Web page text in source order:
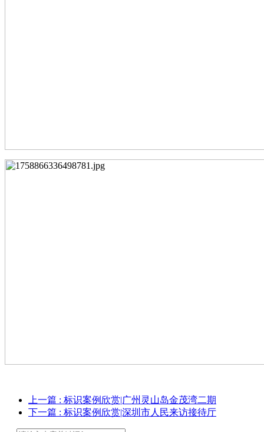
上一篇 : 标识案例欣赏|广州灵⼭岛⾦茂湾二期
下一篇 : 标识案例欣赏|深圳市⼈⺠来访接待厅